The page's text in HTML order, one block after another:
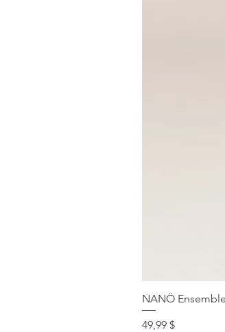
NANÖ
Prix
49,99 $